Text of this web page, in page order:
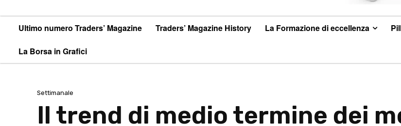
Ultimo numero Traders’ Magazine Traders’ Magazine History La Formazione di eccellenza
La Borsa in Grafici
Settimanale
Il trend di medio termine dei